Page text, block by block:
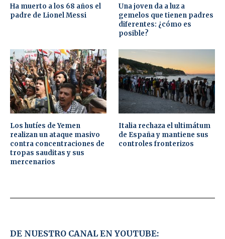
Ha muerto a los 68 años el
padre de Lionel Messi
Una joven da a luz a
gemelos que tienen padres
diferentes: ¿cómo es
posible?
Los hutíes de Yemen
realizan un ataque masivo
contra concentraciones de
tropas sauditas y sus
mercenarios
Italia rechaza el ultimátum
de España y mantiene sus
controles fronterizos
DE NUESTRO CANAL EN YOUTUBE: